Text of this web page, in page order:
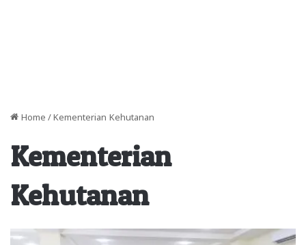
Home / Kementerian Kehutanan
Kementerian
Kehutanan